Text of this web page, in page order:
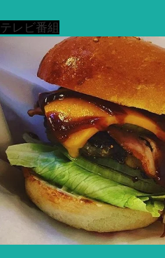
テレビ番組